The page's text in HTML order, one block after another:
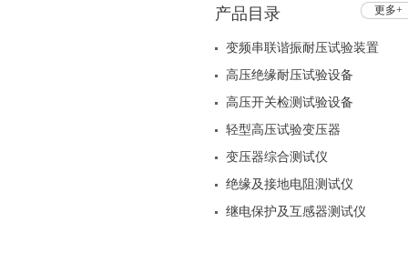
更多+
产品目录
变频串联谐振耐压试验装置
高压绝缘耐压试验设备
高压开关检测试验设备
轻型高压试验变压器
变压器综合测试仪
绝缘及接地电阻测试仪
继电保护及互感器测试仪